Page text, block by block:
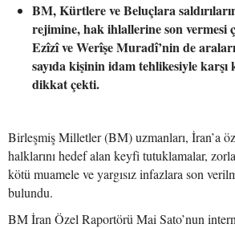
BM, Kürtlere ve Beluçlara
rejimine, hak ihlallerine son vermesi
Ezîzî ve Werîşe Muradî’nin de
sayıda kişinin idam tehlikesiyle karşı
dikkat çekti.
Birleşmiş Milletler (BM) uzmanları, İran’a
halklarını hedef alan keyfi tutuklamalar,
kötü muamele ve yargısız infazlara son
bulundu.
BM İran Özel Raportörü Mai Sato’nun